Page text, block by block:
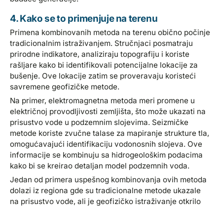
4. Kako se to primenjuje na terenu
Primena kombinovanih metoda na terenu obično počinje
tradicionalnim istraživanjem. Stručnjaci posmatraju
prirodne indikatore, analiziraju topografiju i koriste
rašljare kako bi identifikovali potencijalne lokacije za
bušenje. Ove lokacije zatim se proveravaju koristeći
savremene geofizičke metode.
Na primer, elektromagnetna metoda meri promene u
električnoj provodljivosti zemljišta, što može ukazati na
prisustvo vode u podzemnim slojevima. Seizmičke
metode koriste zvučne talase za mapiranje strukture tla,
omogućavajući identifikaciju vodonosnih slojeva. Ove
informacije se kombinuju sa hidrogeološkim podacima
kako bi se kreirao detaljan model podzemnih voda.
Jedan od primera uspešnog kombinovanja ovih metoda
dolazi iz regiona gde su tradicionalne metode ukazale
na prisustvo vode, ali je geofizičko istraživanje otkrilo